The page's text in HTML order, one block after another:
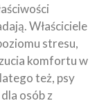
Właściciele
stresu,
komfortu w
też, psy
osób z